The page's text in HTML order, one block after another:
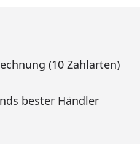
(10 Zahlarten)
bester Händler